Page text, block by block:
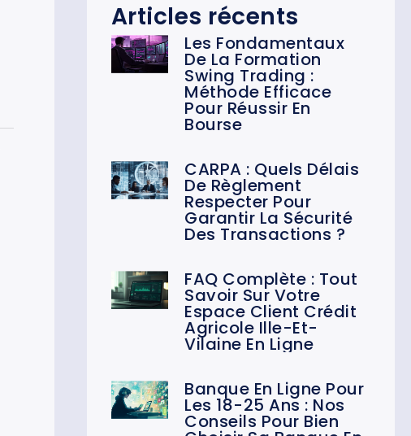
Articles récents
Les Fondamentaux
De La Formation
Swing Trading :
Méthode Efficace
Pour Réussir En
Bourse
CARPA : Quels Délais
De Règlement
Respecter Pour
Garantir La Sécurité
Des Transactions ?
FAQ Complète : Tout
Savoir Sur Votre
Espace Client Crédit
Agricole Ille-Et-
Vilaine En Ligne
Banque En Ligne Pour
Les 18-25 Ans : Nos
Conseils Pour Bien